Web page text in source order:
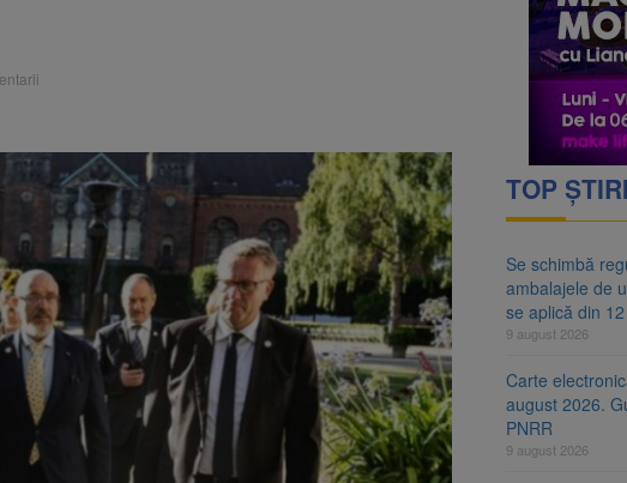
examenul de medic specialist. Subiecte unice în toată țara, aceeași oră și
regulile pentru capsulele de cafea și ambalajele de unică folosință. Noul
TOP ȘTIRI
Se schimbă
ambalajele de
se aplică din
9 august 2026
Carte
august 2026.
PNRR
9 august 2026